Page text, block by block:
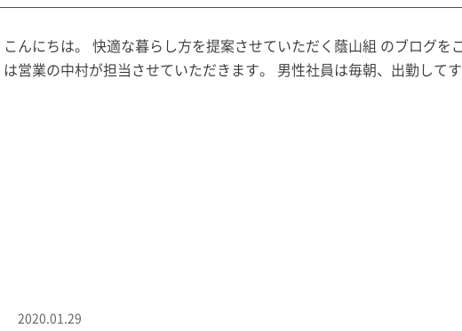
こんにちは。 快適な暮らし方を提案させていただく蔭山組 のブログ
は営業の中村が担当させていただきます。 男性社員は毎朝、出勤して
2020.01.29